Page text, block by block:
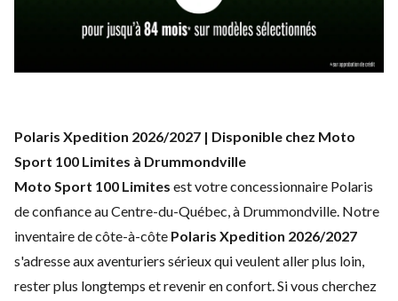
Polaris Xpedition 2026/2027 | Disponible chez Moto
Sport 100 Limites à Drummondville
Moto Sport 100 Limites est votre concessionnaire Polaris
de confiance au Centre-du-Québec, à Drummondville. Notre
inventaire de côte-à-côte Polaris Xpedition 2026/2027
s'adresse aux aventuriers sérieux qui veulent aller plus loin,
rester plus longtemps et revenir en confort. Si vous cherchez